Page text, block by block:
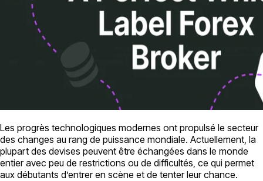
Les progrès technologiques modernes ont propulsé le secteur
des changes au rang de puissance mondiale. Actuellement, la
plupart des devises peuvent être échangées dans le monde
entier avec peu de restrictions ou de difficultés, ce qui permet
aux débutants d’entrer en scène et de tenter leur chance.